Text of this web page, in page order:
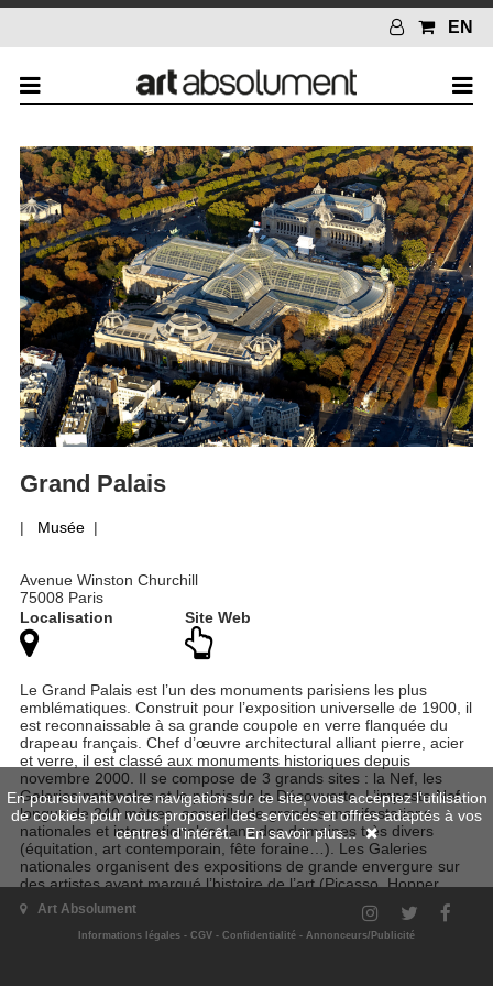
EN
Grand Palais
| Musée|
Avenue Winston Churchill
75008 Paris
Localisation
Site Web
Le Grand Palais est l’un des monuments parisiens les plus
emblématiques. Construit pour l’exposition universelle de 1900, il
est reconnaissable à sa grande coupole en verre flanquée du
drapeau français. Chef d’œuvre architectural alliant pierre, acier
et verre, il est classé aux monuments historiques depuis
novembre 2000. Il se compose de 3 grands sites : la Nef, les
Galeries nationales et le palais de la Découverte. L’imposte Nef,
longue de 240 mètres, accueille de grandes manifestations
nationales et internationales dans des domaines très divers
(équitation, art contemporain, fête foraine…). Les Galeries
nationales organisent des expositions de grande envergure sur
des artistes ayant marqué l’histoire de l’art (Picasso, Hopper,
Renoir…). Le palais de la Découverte est un musée et centre
culturel dédié aux sciences, où les enfants apprennent en
s’amusant à travers les collections permanentes et les
Art Absolument
Informations légales - CGV - Confidentialité - Annonceurs/Publicité
En poursuivant votre navigation sur ce site, vous acceptez l'utilisation
de cookies pour vous proposer des services et offres adaptés à vos
centres d'intérêt.En savoir plus...